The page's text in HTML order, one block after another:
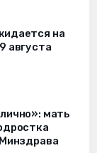
на
августа
мать